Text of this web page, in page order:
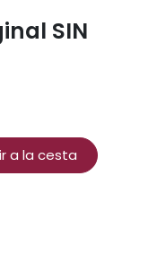
SIN
a la cesta